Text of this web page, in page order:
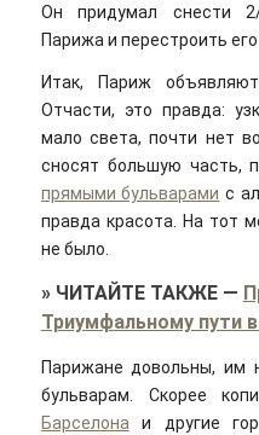
Он придумал снести 2/
Парижа и перестроить его
Итак, Париж
Отчасти, это правда:
мало света, почти нет
сносят большую часть,
прямыми бульварами с
правда красота. На тот
не было.
» ЧИТАЙТЕ ТАКЖЕ—
Триумфальному пути
Парижане довольны, им
бульварам. Скорее
Барселона и другие